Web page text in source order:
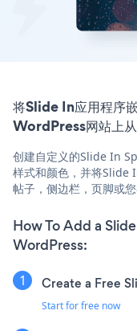
将Slide In应用程序
WordPress网站上
创建自定义的Slide In
样式和颜色，并将Slide
帖子，侧边栏，页脚或
How To Add a
WordPress:
Create a Free
Start for free now